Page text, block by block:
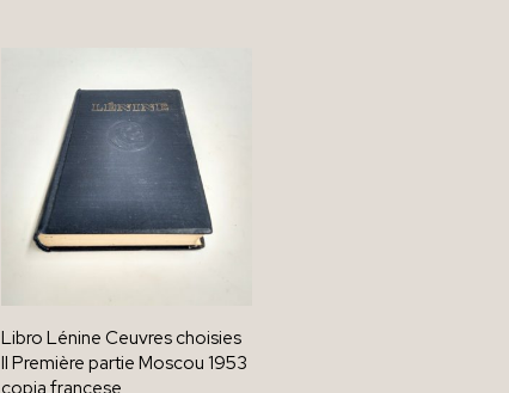
Libro Lénine Ceuvres choisies
II Première partie Moscou 1953
copia francese